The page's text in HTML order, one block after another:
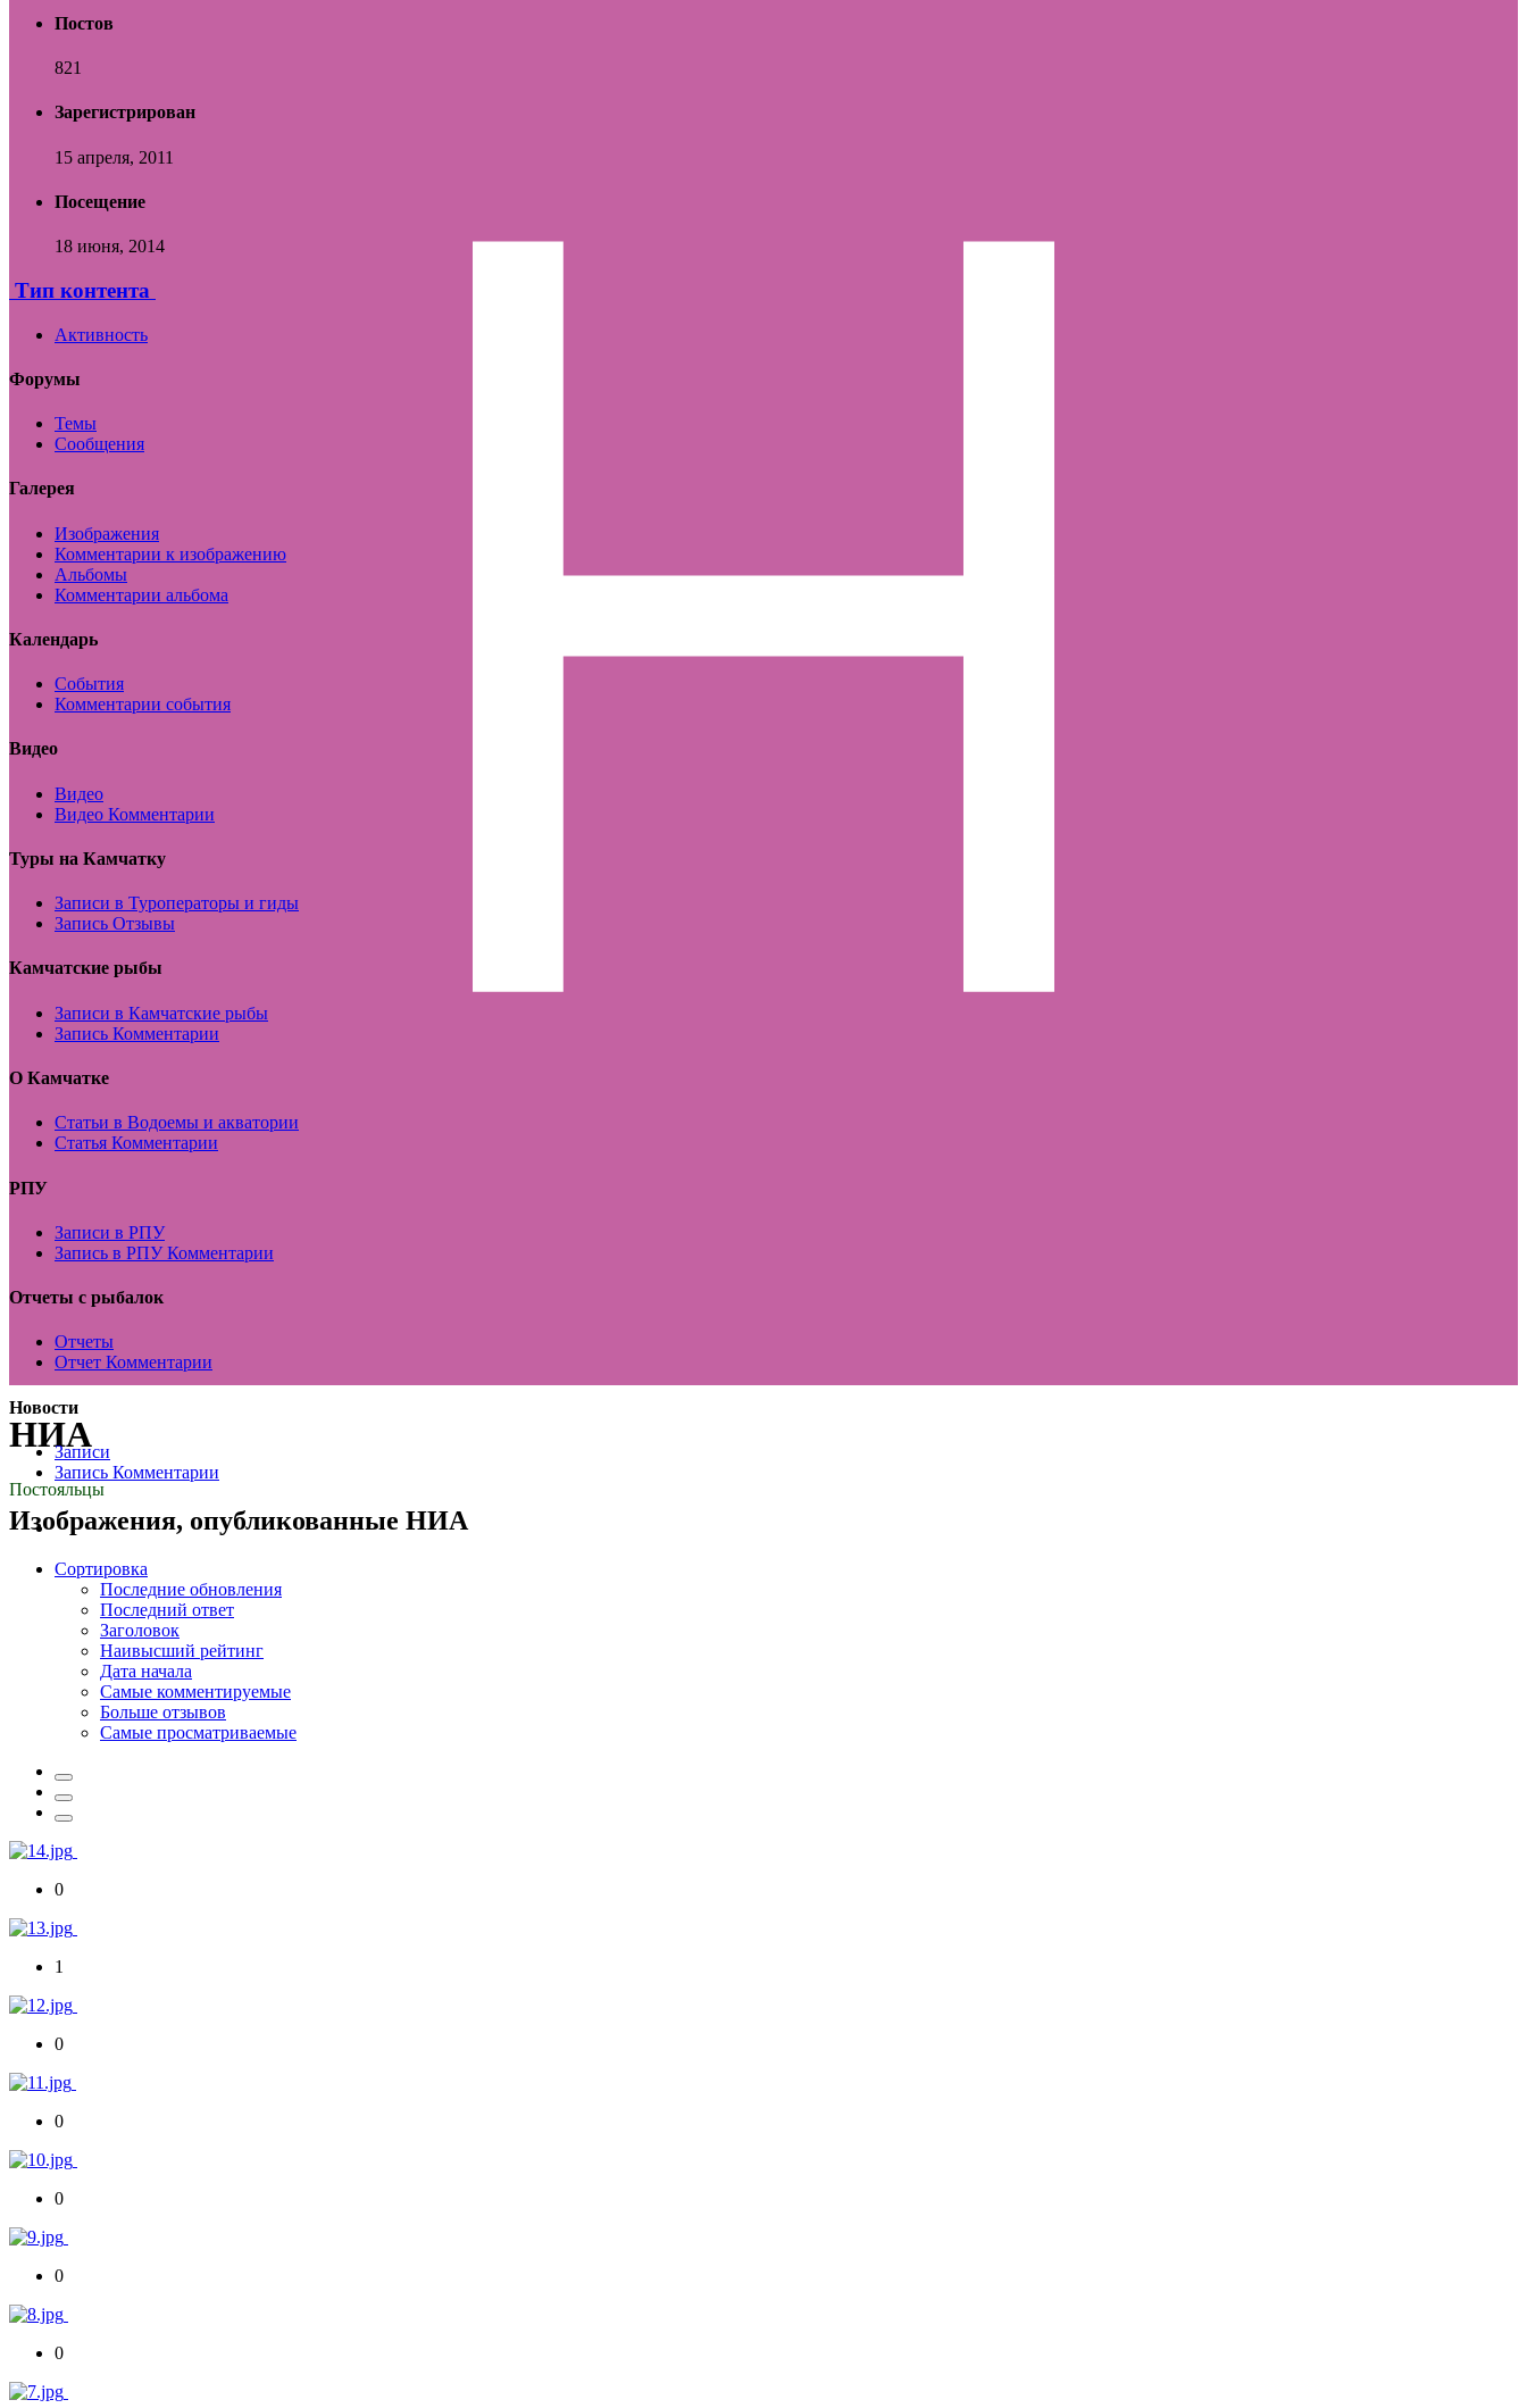
НИА
Постояльцы
Постов
821
Зарегистрирован
15 апреля, 2011
Посещение
18 июня, 2014
Тип контента
Активность
Форумы
Темы
Сообщения
Галерея
Изображения
Комментарии к изображению
Альбомы
Комментарии альбома
Календарь
События
Комментарии события
Видео
Видео
Видео Комментарии
Туры на Камчатку
Записи в Туроператоры и гиды
Запись Отзывы
Камчатские рыбы
Записи в Камчатские рыбы
Запись Комментарии
О Камчатке
Статьи в Водоемы и акватории
Статья Комментарии
РПУ
Записи в РПУ
Запись в РПУ Комментарии
Отчеты с рыбалок
Отчеты
Отчет Комментарии
Новости
Записи
Запись Комментарии
Изображения, опубликованные НИА
Сортировка
Последние обновления
Последний ответ
Заголовок
Наивысший рейтинг
Дата начала
Самые комментируемые
Больше отзывов
Самые просматриваемые
0
1
0
0
0
0
0